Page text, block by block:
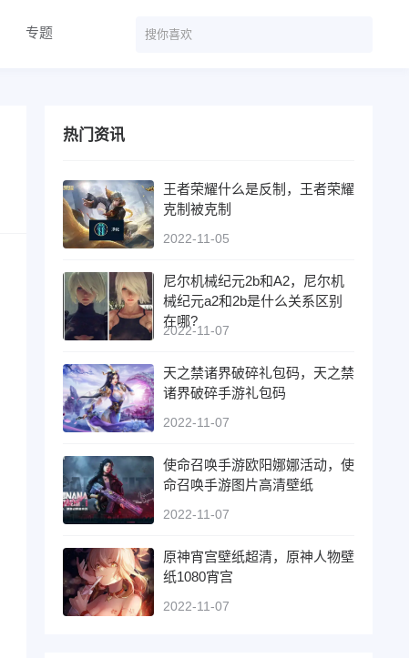
专题
热门资讯
王者荣耀什么是反制，王者荣耀
克制被克制
2022-11-05
尼尔机械纪元2b和A2，尼尔机
械纪元a2和2b是什么关系区别
在哪?
2022-11-07
天之禁诸界破碎礼包码，天之禁
诸界破碎手游礼包码
2022-11-07
使命召唤手游欧阳娜娜活动，使
命召唤手游图片高清壁纸
2022-11-07
原神宵宫壁纸超清，原神人物壁
纸1080宵宫
2022-11-07